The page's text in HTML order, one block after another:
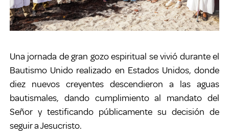
Una jornada de gran gozo espiritual se vivió durante el
Bautismo Unido realizado en Estados Unidos, donde
diez nuevos creyentes descendieron a las aguas
bautismales, dando cumplimiento al mandato del
Señor y testificando públicamente su decisión de
seguir a Jesucristo.